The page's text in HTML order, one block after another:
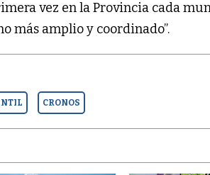
vez en la Provincia cada
más amplio y coordinado”.
CRONOS